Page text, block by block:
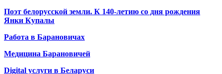
Поэт белорусской земли. К 140-летию со дня рождения
Янки Купалы
Работа в Барановичах
Медицина Барановичей
Digital услуги в Беларуси